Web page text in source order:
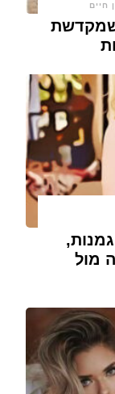
חיים
שמקדשת
מול